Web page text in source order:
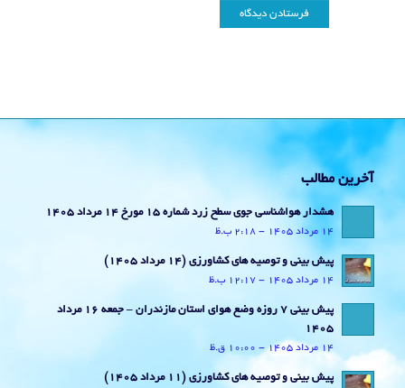
آخرین مطالب
هشدار هواشناسی جوی سطح زرد شماره 15 مورخ 14 مرداد 1405
14 مرداد 1405 - 2:18 ب.ظ
پیش بینی و توصیه های کشاورزی (14 مرداد ۱۴۰۵)
14 مرداد 1405 - 12:17 ب.ظ
پیش بینی 7 روزه وضع هوای استان مازندران – جمعه 16 مرداد
1405
14 مرداد 1405 - 10:00 ق.ظ
پیش بینی و توصیه های کشاورزی (11 مرداد ۱۴۰۵)